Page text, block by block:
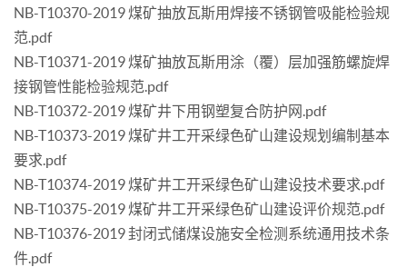
NB-T10370-2019 煤矿抽放瓦斯用焊接不锈钢管吸能检验规
范.pdf
NB-T10371-2019 煤矿抽放瓦斯用涂（覆）层加强筋螺旋焊
接钢管性能检验规范.pdf
NB-T10372-2019 煤矿井下用钢塑复合防护网.pdf
NB-T10373-2019 煤矿井工开采绿色矿山建设规划编制基本
要求.pdf
NB-T10374-2019 煤矿井工开采绿色矿山建设技术要求.pdf
NB-T10375-2019 煤矿井工开采绿色矿山建设评价规范.pdf
NB-T10376-2019 封闭式储煤设施安全检测系统通用技术条
件.pdf